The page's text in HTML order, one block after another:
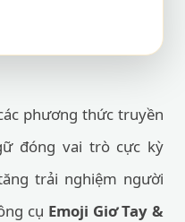
phương thức truyền
đóng vai trò cực kỳ
trải nghiệm người
cụ Emoji Giơ Tay &